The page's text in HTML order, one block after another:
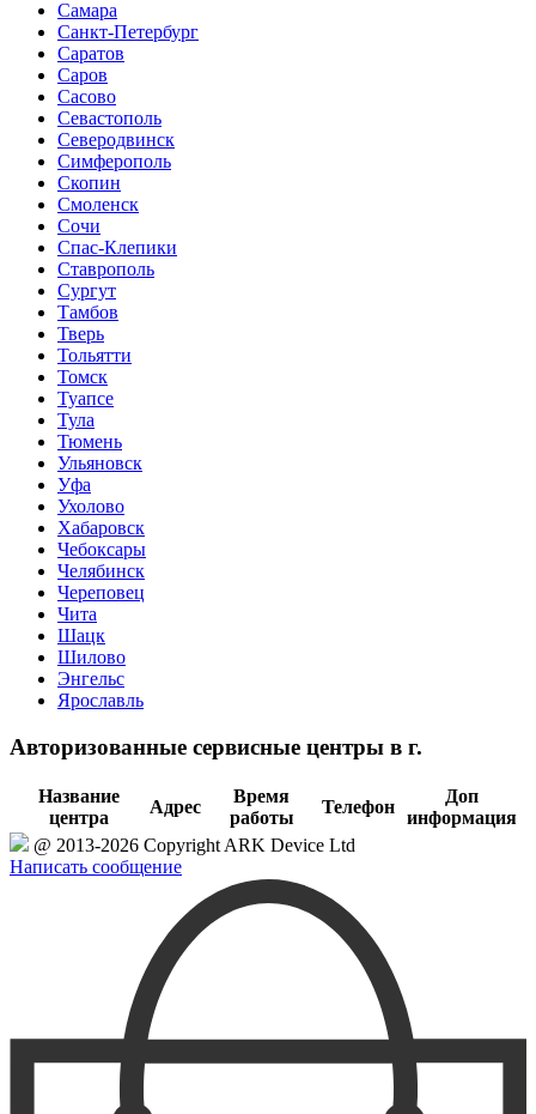
Самара
Санкт-Петербург
Саратов
Саров
Сасово
Севастополь
Северодвинск
Симферополь
Скопин
Смоленск
Сочи
Спас-Клепики
Ставрополь
Сургут
Тамбов
Тверь
Тольятти
Томск
Туапсе
Тула
Тюмень
Ульяновск
Уфа
Ухолово
Хабаровск
Чебоксары
Челябинск
Череповец
Чита
Шацк
Шилово
Энгельс
Ярославль
Авторизованные сервисные центры в г.
Название
центра
Адрес
Время
работы
Телефон
Доп
информация
@ 2013-2026 Copyright ARK Device Ltd
Написать сообщение